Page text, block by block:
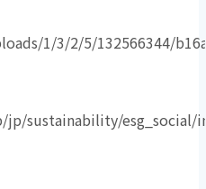
1/3/2/5/132566344/
jp/sustainability/